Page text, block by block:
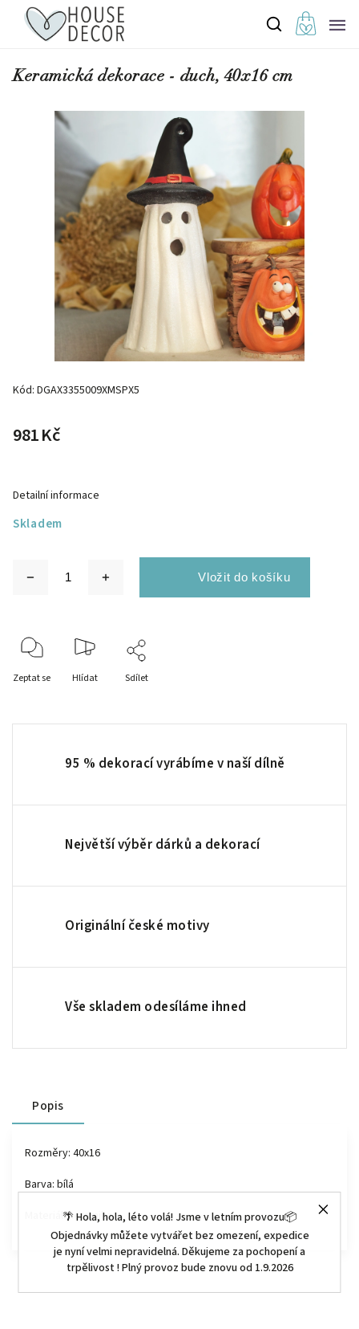
🌴 Hola, hola, léto volá! Jsme v letním provozu📦
Objednávky můžete vytvářet bez omezení, expedice
je nyní velmi nepravidelná. Děkujeme za pochopení a
trpělivost ! Plný provoz bude znovu od 1.9.2026
Keramická dekorace - duch, 40x16 cm
Kód: DGAX3355009XMSPX5
981 Kč
Skladem
Detailní informace
Zeptat se Hlídat Sdílet
95 % dekorací vyrábíme v naší dílně
Největší výběr dárků a dekorací
Originální české motivy
Vše skladem odesíláme ihned
Popis
Rozměry: 40x16
Barva: bílá
Materiál: keramika